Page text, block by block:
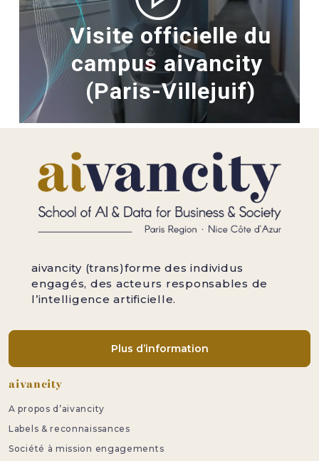
Visite officielle du
campus aivancity
(Paris-Villejuif)
aivancity (trans)forme des individus
engagés, des acteurs responsables de
l’intelligence artificielle.
Plus d’information
Pied de page
aivancity
A propos d’aivancity
Labels & reconnaissances
Société à mission engagements